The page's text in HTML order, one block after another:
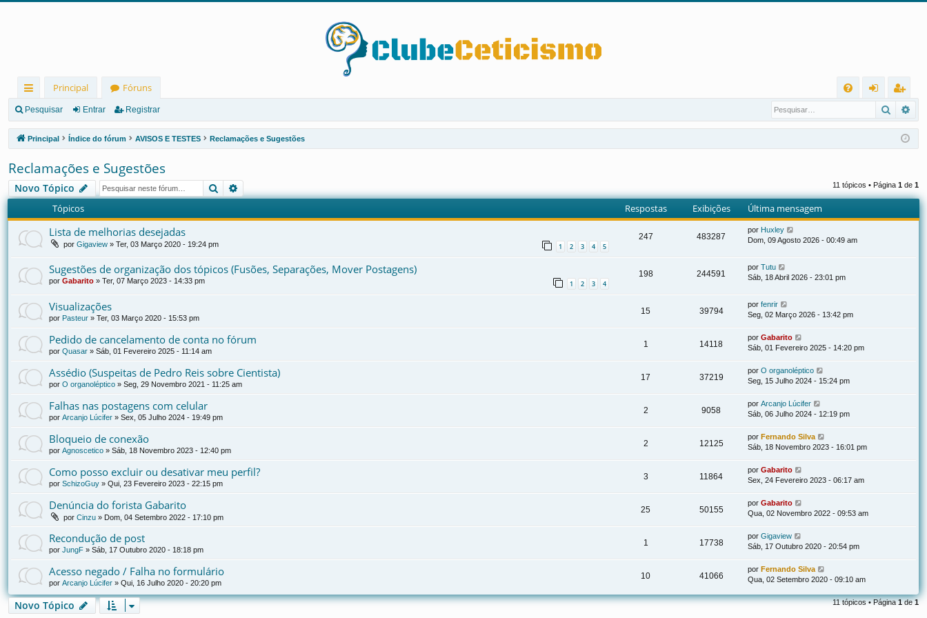
in
ks
rá
pi
d
os
Principal
Fóruns
Q
ra
r
eg
ist
ra
Pesquisar Entrar Registrar
Principal Índice do fórum AVISOS E TESTES Reclamações e Sugestões
Reclamações e Sugestões
Novo Tópico Pesquisar 11 tópicos • Página 1 de 1
Tópicos Respostas Exibições Última mensagem
Lista de melhorias desejadas
por Gigaview » Ter, 03 Março 2020 - 19:24 pm 1 2 3 4 5
247 483287
por Huxley
Dom, 09 Agosto 2026 - 00:49 am
Sugestões de organização dos tópicos (Fusões, Separações, Mover Postagens)
por Gabarito » Ter, 07 Março 2023 - 14:33 pm 1 2 3 4
198 244591
por Tutu
Sáb, 18 Abril 2026 - 23:01 pm
Visualizações
por Pasteur » Ter, 03 Março 2020 - 15:53 pm
15 39794
por fenrir
Seg, 02 Março 2026 - 13:42 pm
Pedido de cancelamento de conta no fórum
por Quasar » Sáb, 01 Fevereiro 2025 - 11:14 am
1 14118
por Gabarito
Sáb, 01 Fevereiro 2025 - 14:20 pm
Assédio (Suspeitas de Pedro Reis sobre Cientista)
por O organoléptico » Seg, 29 Novembro 2021 - 11:25 am
17 37219
por O organoléptico
Seg, 15 Julho 2024 - 15:24 pm
Falhas nas postagens com celular
por Arcanjo Lúcifer » Sex, 05 Julho 2024 - 19:49 pm
2 9058
por Arcanjo Lúcifer
Sáb, 06 Julho 2024 - 12:19 pm
Bloqueio de conexão
por Agnoscetico » Sáb, 18 Novembro 2023 - 12:40 pm
2 12125
por Fernando Silva
Sáb, 18 Novembro 2023 - 16:01 pm
Como posso excluir ou desativar meu perfil?
por SchizoGuy » Qui, 23 Fevereiro 2023 - 22:15 pm
3 11864
por Gabarito
Sex, 24 Fevereiro 2023 - 06:17 am
Denúncia do forista Gabarito
por Cinzu » Dom, 04 Setembro 2022 - 17:10 pm
25 50155
por Gabarito
Qua, 02 Novembro 2022 - 09:53 am
Recondução de post
por JungF » Sáb, 17 Outubro 2020 - 18:18 pm
1 17738
por Gigaview
Sáb, 17 Outubro 2020 - 20:54 pm
Acesso negado / Falha no formulário
por Arcanjo Lúcifer » Qui, 16 Julho 2020 - 20:20 pm
10 41066
por Fernando Silva
Qua, 02 Setembro 2020 - 09:10 am
Novo Tópico 11 tópicos • Página1de1